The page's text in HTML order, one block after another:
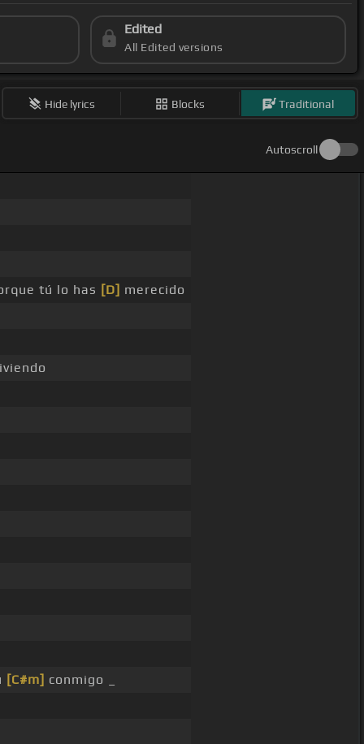
Edited
All Edited versions
Hide lyrics Blocks Traditional
Autoscroll
tú lo has [D] merecido
[C#m] conmigo _